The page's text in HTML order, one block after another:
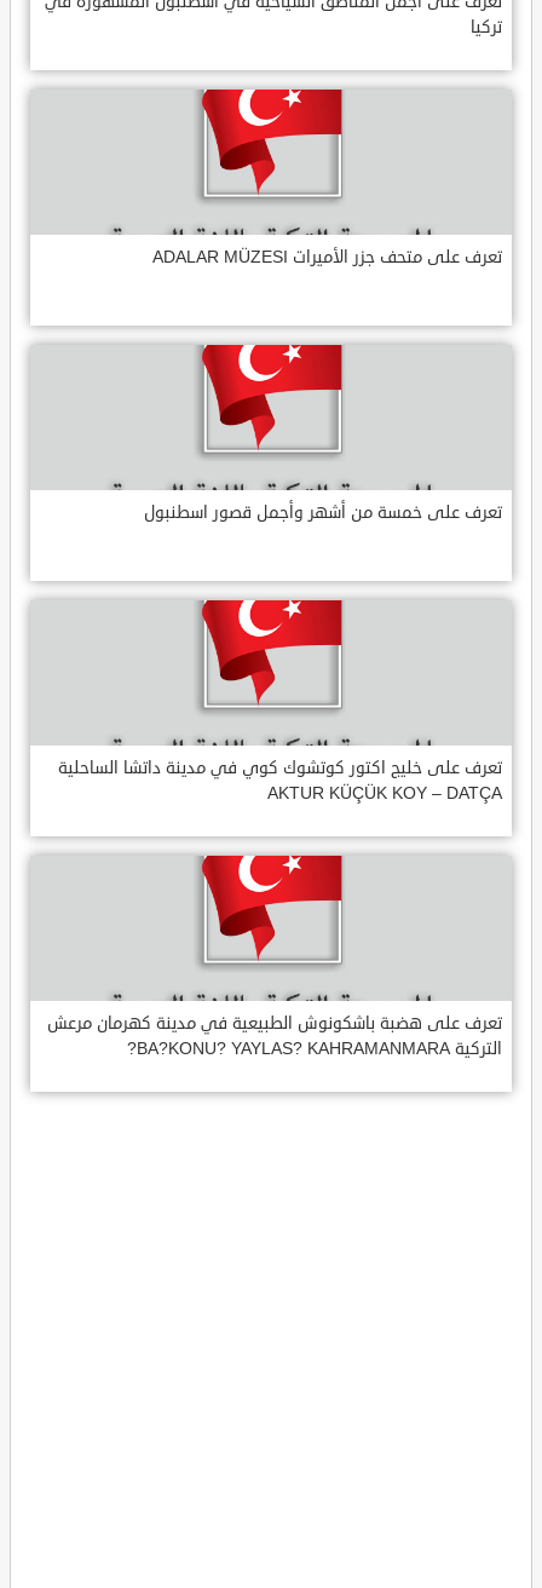
تركيا
تعرف على متحف جزر الأميرات ADALAR MÜZESI
تعرف على خمسة من أشهر وأجمل قصور اسطنبول
تعرف على خليج اكتور كوتشوك كوي في مدينة داتشا الساحلية
AKTUR KÜÇÜK KOY – DATÇA
تعرف على هضبة باشكونوش الطبيعية في مدينة كهرمان مرعش
التركية BA?KONU? YAYLAS? KAHRAMANMARA?